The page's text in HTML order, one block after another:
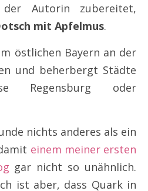
Autorin zubereitet,
mit Apfelmus.
östlichen Bayern an der
und beherbergt Städte
Regensburg oder
nichts anderes als ein
einem meiner ersten
gar nicht so unähnlich.
ist aber, dass Quark in